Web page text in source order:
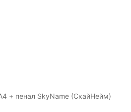
+ пенал SkyName (СкайНейм)